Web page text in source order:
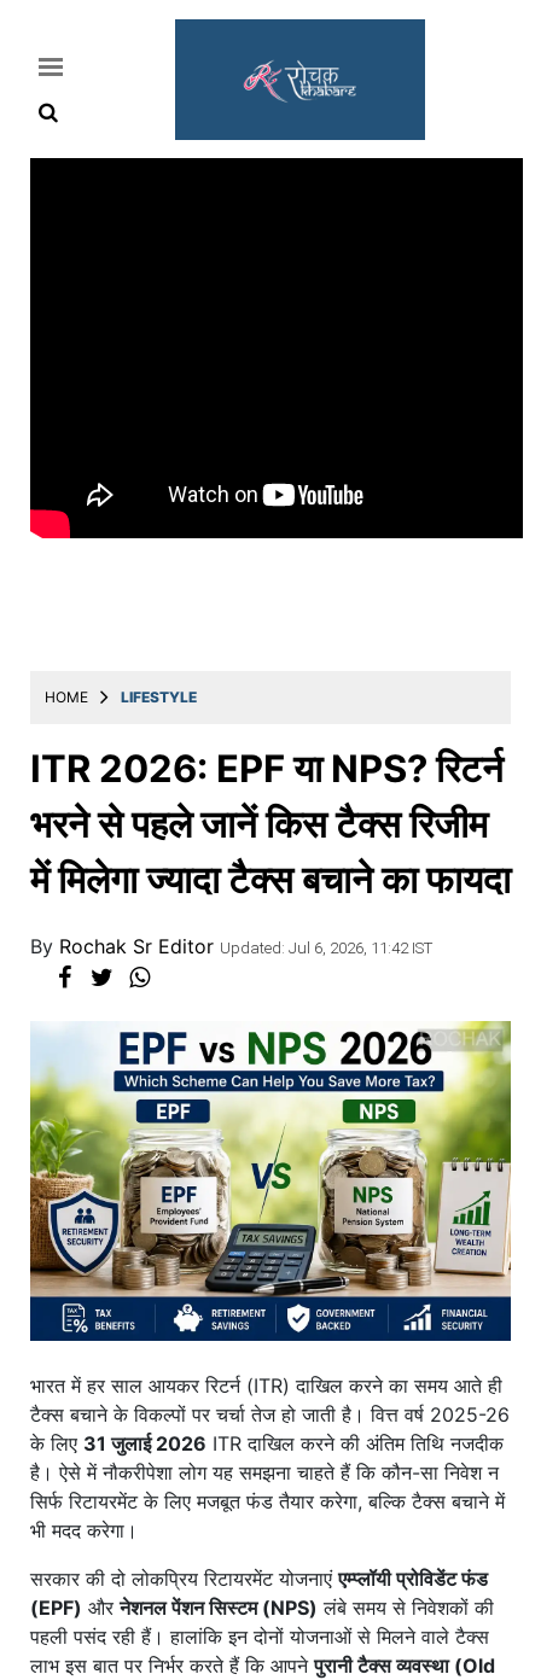
&
मराठी
स्पोर्ट्स
बिझनेस
टेक्नोलॉजी
हेल्थ
ट्रॅव्हल
खाना
HOME LIFESTYLE
ITR 2026: EPF या NPS? रिटर्न
भरने से पहले जानें किस टैक्स रिजीम
में मिलेगा ज्यादा टैक्स बचाने का फायदा
By Rochak Sr Editor Updated: Jul 6, 2026, 11:42 IST
भारत में हर साल आयकर रिटर्न (ITR) दाखिल करने का समय आते ही
टैक्स बचाने के विकल्पों पर चर्चा तेज हो जाती है। वित्त वर्ष 2025-26
के लिए 31 जुलाई 2026 ITR दाखिल करने की अंतिम तिथि नजदीक
है। ऐसे में नौकरीपेशा लोग यह समझना चाहते हैं कि कौन-सा निवेश न
सिर्फ रिटायरमेंट के लिए मजबूत फंड तैयार करेगा, बल्कि टैक्स बचाने में
भी मदद करेगा।
सरकार की दो लोकप्रिय रिटायरमेंट योजनाएंएम्प्लॉयी प्रोविडेंट फंड
(EPF) औरनेशनल पेंशन सिस्टम (NPS) लंबे समय से निवेशकों की
पहली पसंद रही हैं। हालांकि इन दोनों योजनाओं से मिलने वाले टैक्स
लाभ इस बात पर निर्भर करते हैं कि आपनेपुरानी टैक्स व्यवस्था (Old